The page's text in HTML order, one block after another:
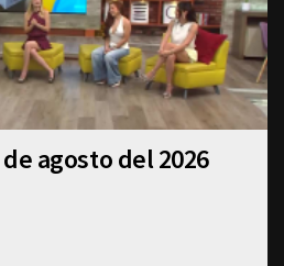
de agosto del 2026